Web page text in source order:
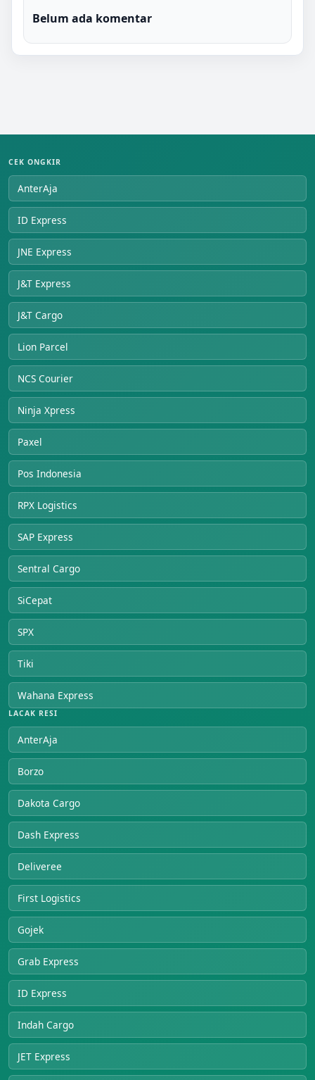
Belum ada komentar
CEK ONGKIR
AnterAja
ID Express
JNE Express
J&T Express
J&T Cargo
Lion Parcel
NCS Courier
Ninja Xpress
Paxel
Pos Indonesia
RPX Logistics
SAP Express
Sentral Cargo
SiCepat
SPX
Tiki
Wahana Express
LACAK RESI
AnterAja
Borzo
Dakota Cargo
Dash Express
Deliveree
First Logistics
Gojek
Grab Express
ID Express
Indah Cargo
JET Express